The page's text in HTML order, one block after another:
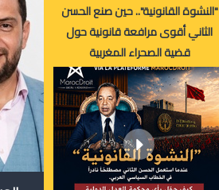
"النشوة القانونية".. حين صنع الحسن
الثاني أقوى مرافعة قانونية حول
قضية الصحراء المغربية